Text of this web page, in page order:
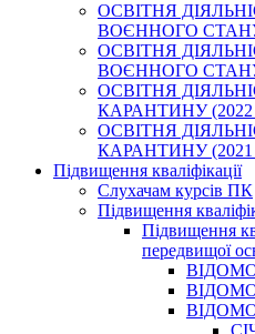
ОСВІТНЯ
ВОЄННОГО СТАНУ
ОСВІТНЯ
ВОЄННОГО СТАНУ
ОСВІТНЯ
КАРАНТИНУ (2022
ОСВІТНЯ
КАРАНТИНУ (2021
Підвищення кваліфікації
Слухачам курсів ПК
Підвищення
Підвищення
передвищої